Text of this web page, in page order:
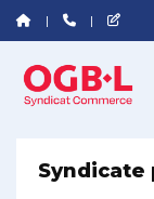
Syndicate